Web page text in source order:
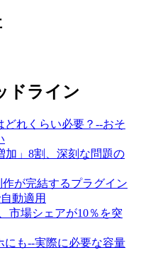
ドライン
どれくらい必要？--おそ
加」8割、深刻な問題の
が完結するプラグイン
動適用
市場シェアが10％を突
にも--実際に必要な容量